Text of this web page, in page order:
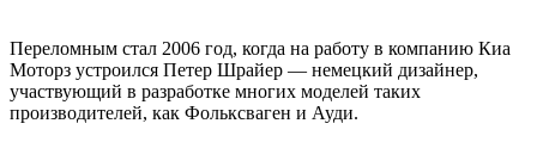
Переломным стал 2006 год, когда на работу в компанию Киа
Моторз устроился Петер Шрайер — немецкий дизайнер,
участвующий в разработке многих моделей таких
производителей, как Фольксваген и Ауди.